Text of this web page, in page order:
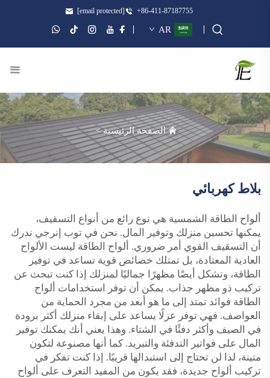
+86-411-87187755
[email protected]
AR
الصفحة الرئيسية>
بلاط كهربائي
ألواح الطاقة الشمسية هي نوع رائع من أنواع التسقيف،
يمكنها تحسين منزلك وتوفير المال. نحن في توب إنرجي ندرك
أن التسقيف القوي أمر ضروري. ألواح الطاقة ليست الألواح
العادية المعتادة، بل تمتلك خصائص قوية تساعد في توفير
الطاقة، وتشكل أيضًا مظهرًا جماليًا لمنزلك إذا كنت تبحث عن
تركيب ذو مظهر جذاب. يمكن أن توفر استخدامات ألواح
الطاقة فوائد تمتد إلى ما هو أبعد من مجرد الحماية من
العواصف. فهي توفر عزلًا يساعد على إبقاء منزلك أكثر برودة
في الصيف وأكثر دفئًا في الشتاء. وهذا يعني أنك يمكنك توفير
المال على فواتير التدفئة والتبريد. كما أنها مصنوعة لتكون
متينة، لذا لن تحتاج إلى استبدالها قريبًا. إذا كنت تفكر في
تركيب ألواح جديدة، فقد يكون من المفيد التعرف على ألواح